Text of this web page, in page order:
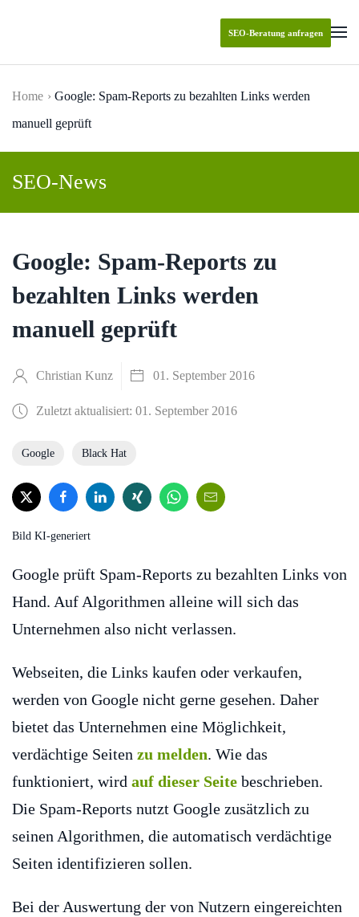
SEO-Beratung anfragen
Home
Google: Spam-Reports zu bezahlten Links werden
manuell geprüft
SEO-News
Google: Spam-Reports zu
bezahlten Links werden
manuell geprüft
Christian Kunz 01. September 2016
Zuletzt aktualisiert: 01. September 2016
Google Black Hat
Bild KI-generiert
Google prüft Spam-Reports zu bezahlten Links von
Hand. Auf Algorithmen alleine will sich das
Unternehmen also nicht verlassen.
Webseiten, die Links kaufen oder verkaufen,
werden von Google nicht gerne gesehen. Daher
bietet das Unternehmen eine Möglichkeit,
verdächtige Seiten zu melden. Wie das
funktioniert, wird auf dieser Seite beschrieben.
Die Spam-Reports nutzt Google zusätzlich zu
seinen Algorithmen, die automatisch verdächtige
Seiten identifizieren sollen.
Bei der Auswertung der von Nutzern eingereichten